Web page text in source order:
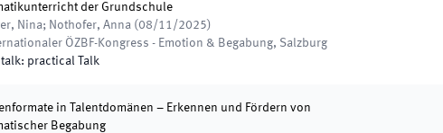
der Grundschule
Nina; Nothofer, Anna (08/11/2025)
ÖZBF-Kongress - Emotion & Begabung, Salzburg
talk: practical Talk
in Talentdomänen – Erkennen und Fördern von
Begabung